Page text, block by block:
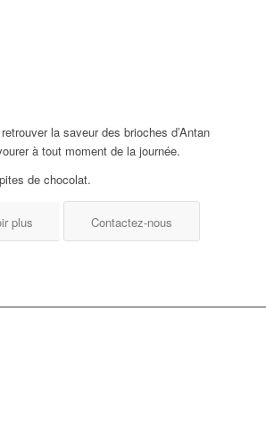
la saveur des brioches d’Antan
à tout moment de la journée.
de chocolat.
plus Contactez-nous